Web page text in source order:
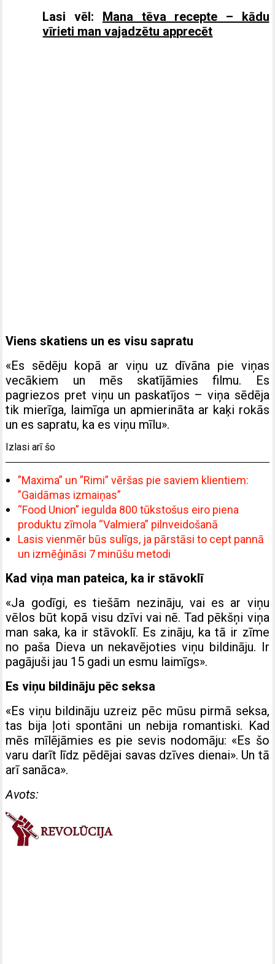
Lasi vēl: Mana tēva recepte – kādu
vīrieti man vajadzētu apprecēt
Viens skatiens un es visu sapratu
«Es sēdēju kopā ar viņu uz dīvāna pie viņas
vecākiem un mēs skatījāmies filmu. Es
pagriezos pret viņu un paskatījos – viņa sēdēja
tik mierīga, laimīga un apmierināta ar kaķi rokās
un es sapratu, ka es viņu mīlu».
Izlasi arī šo
”Maxima” un ”Rimi” vēršas pie saviem klientiem:
”Gaidāmas izmaiņas”
“Food Union” iegulda 800 tūkstošus eiro piena
produktu zīmola “Valmiera” pilnveidošanā
Lasis vienmēr būs sulīgs, ja pārstāsi to cept pannā
un izmēģināsi 7 minūšu metodi
Kad viņa man pateica, ka ir stāvoklī
«Ja godīgi, es tiešām nezināju, vai es ar viņu
vēlos būt kopā visu dzīvi vai nē. Tad pēkšņi viņa
man saka, ka ir stāvoklī. Es zināju, ka tā ir zīme
no paša Dieva un nekavējoties viņu bildināju. Ir
pagājuši jau 15 gadi un esmu laimīgs».
Es viņu bildināju pēc seksa
«Es viņu bildināju uzreiz pēc mūsu pirmā seksa,
tas bija ļoti spontāni un nebija romantiski. Kad
mēs mīlējāmies es pie sevis nodomāju: «Es šo
varu darīt līdz pēdējai savas dzīves dienai». Un tā
arī sanāca».
Avots: